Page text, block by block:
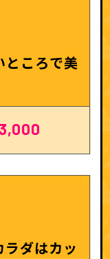
ところで美
ダはカッ